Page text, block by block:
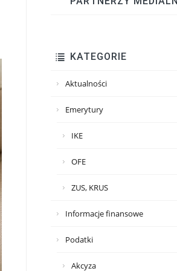
KATEGORIE
Aktualności
Emerytury
IKE
OFE
ZUS, KRUS
Informacje finansowe
Podatki
Akcyza